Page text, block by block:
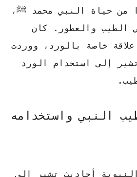
من حياة النبي محمد ﷺ،
الطيب والعطور. كان
خاصة بالورد، ووردت
إلى استخدام الورد
النبي واستخدامه
أحاديث تشير إلى